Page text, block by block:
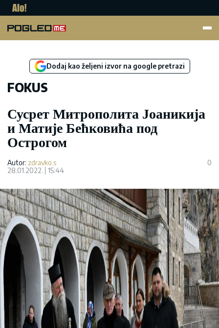
Dodaj kao željeni izvor na google pretrazi
FOKUS
Сусрет Митрополита Јоаникија
и Матије Бећковића под
Острогом
Autor: zdravko.s
28.01.2022.
15:44
0